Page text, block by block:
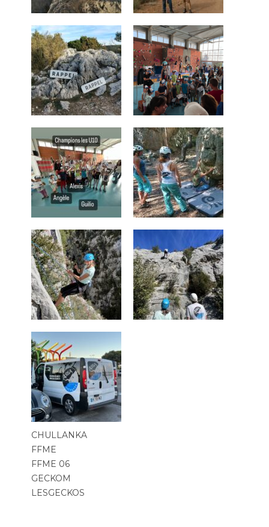
CHULLANKA
FFME
FFME 06
GECKOM
LESGECKOS